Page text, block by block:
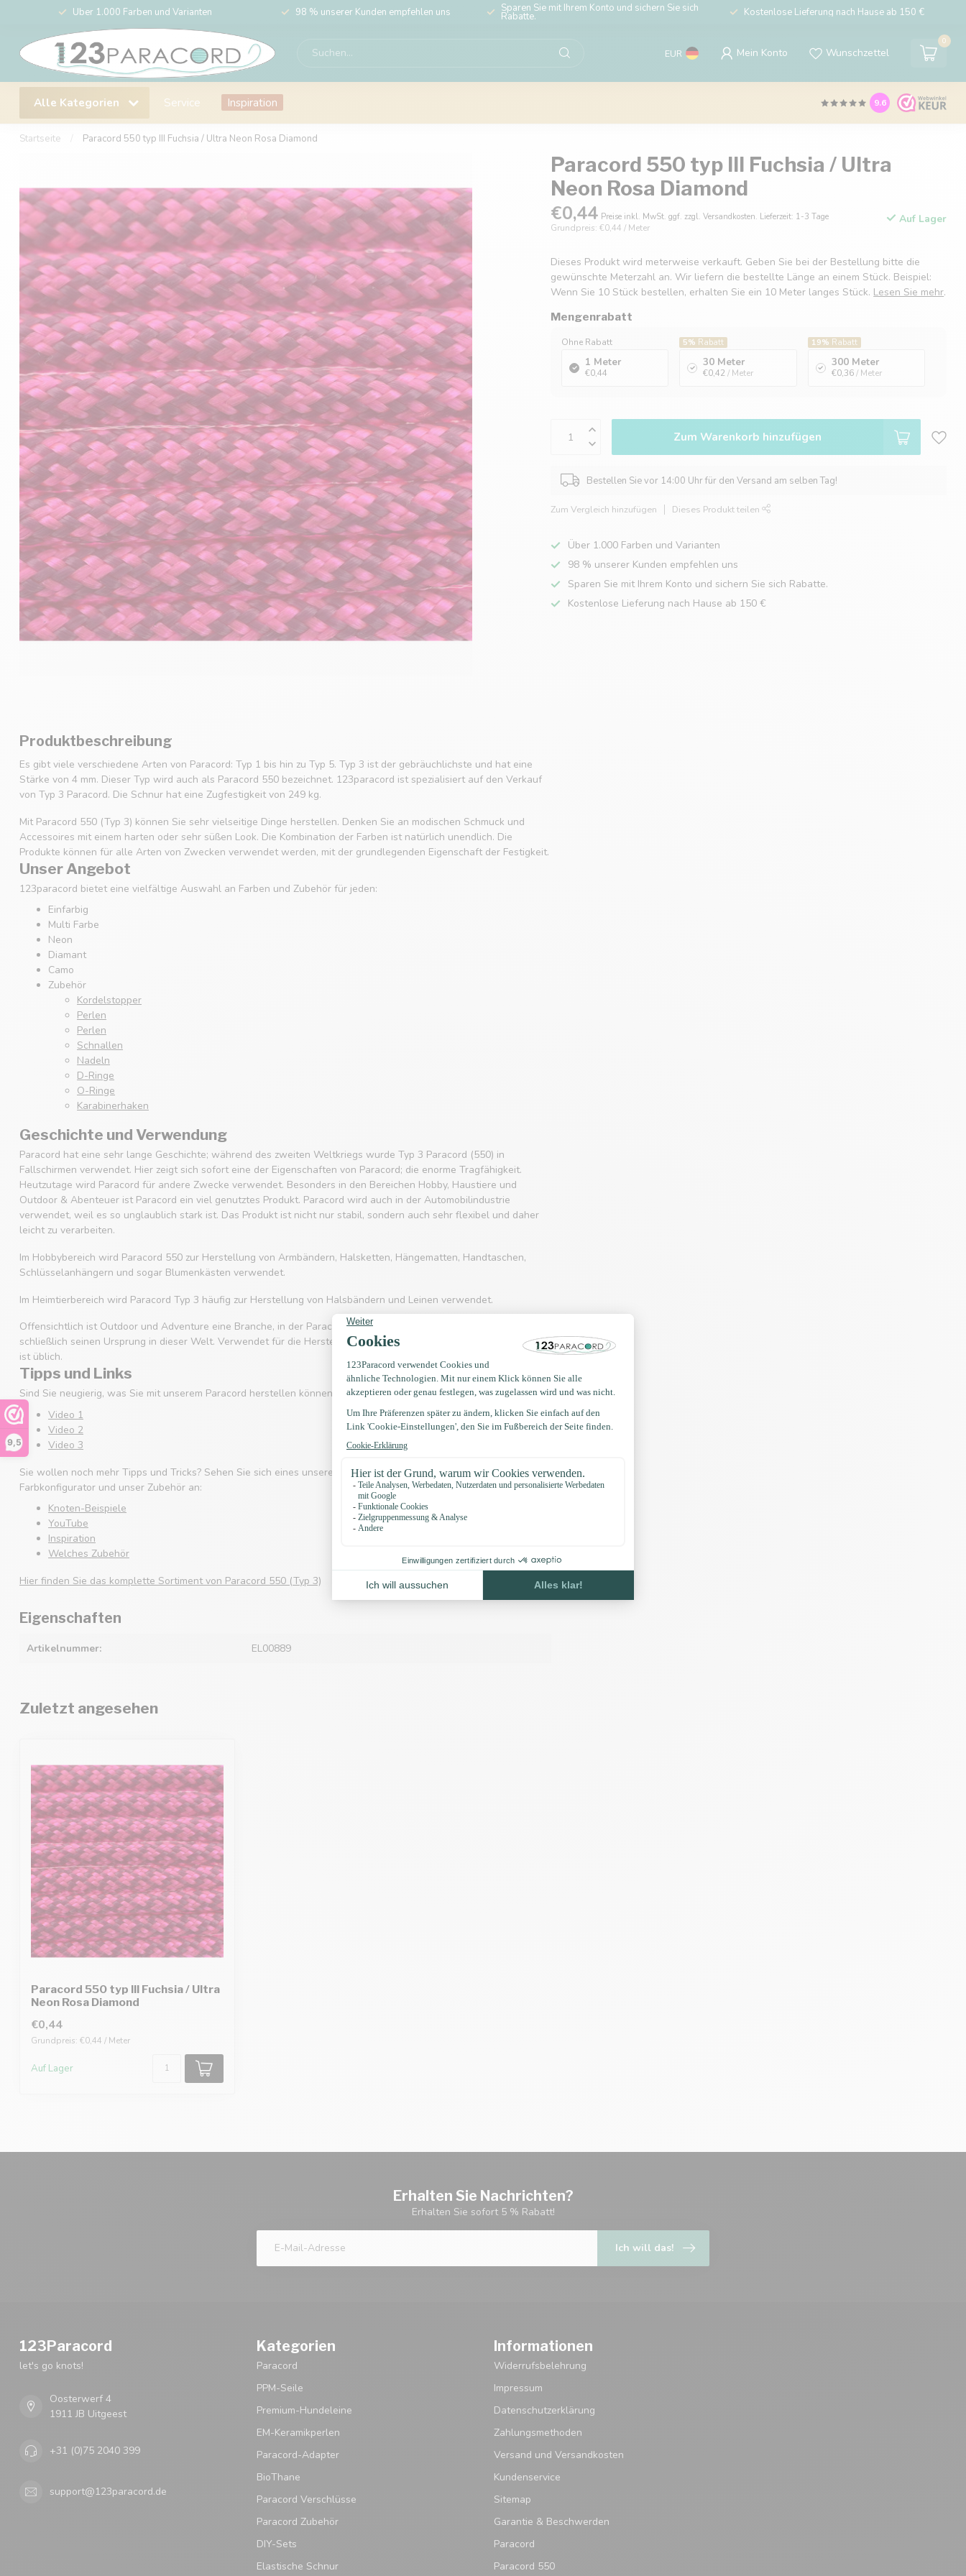
9,5
Über 1.000 Farben und Varianten 98 % unserer Kunden empfehlen uns Sparen Sie mit Ihrem Konto und sichern Sie sich
Rabatte. Kostenlose Lieferung nach Hause ab 150 €
EUR Mein Konto Wunschzettel
0
Alle Kategorien Service Inspiration 9.6
Startseite Paracord 550 typ III Fuchsia / Ultra Neon Rosa Diamond
Paracord 550 typ III Fuchsia / Ultra
Neon Rosa Diamond
€0,44 Preise inkl. MwSt. ggf. zzgl. Versandkosten. Lieferzeit: 1-3 Tage
Grundpreis: €0,44 / Meter
Auf Lager
Dieses Produkt wird meterweise verkauft. Geben Sie bei der Bestellung bitte die
gewünschte Meterzahl an. Wir liefern die bestellte Länge an einem Stück. Beispiel:
Wenn Sie 10 Stück bestellen, erhalten Sie ein 10 Meter langes Stück. Lesen Sie mehr.
Mengenrabatt
Ohne Rabatt
1 Meter
€0,44
5% Rabatt
30 Meter
€0,42 / Meter
19% Rabatt
300 Meter
€0,36 / Meter
Zum Warenkorb hinzufügen
Bestellen Sie vor 14:00 Uhr für den Versand am selben Tag!
Zum Vergleich hinzufügen Dieses Produkt teilen
Über 1.000 Farben und Varianten
98 % unserer Kunden empfehlen uns
Sparen Sie mit Ihrem Konto und sichern Sie sich Rabatte.
Kostenlose Lieferung nach Hause ab 150 €
Produktbeschreibung
Es gibt viele verschiedene Arten von Paracord: Typ 1 bis hin zu Typ 5. Typ 3 ist der gebräuchlichste und hat eine
Stärke von 4 mm. Dieser Typ wird auch als Paracord 550 bezeichnet. 123paracord ist spezialisiert auf den Verkauf
von Typ 3 Paracord. Die Schnur hat eine Zugfestigkeit von 249 kg.
Mit Paracord 550 (Typ 3) können Sie sehr vielseitige Dinge herstellen. Denken Sie an modischen Schmuck und
Accessoires mit einem harten oder sehr süßen Look. Die Kombination der Farben ist natürlich unendlich. Die
Produkte können für alle Arten von Zwecken verwendet werden, mit der grundlegenden Eigenschaft der Festigkeit.
Unser Angebot
123paracord bietet eine vielfältige Auswahl an Farben und Zubehör für jeden:
Einfarbig
Multi Farbe
Neon
Diamant
Camo
Zubehör
Kordelstopper
Perlen
Perlen
Schnallen
Nadeln
D-Ringe
O-Ringe
Karabinerhaken
Geschichte und Verwendung
Paracord hat eine sehr lange Geschichte; während des zweiten Weltkriegs wurde Typ 3 Paracord (550) in
Fallschirmen verwendet. Hier zeigt sich sofort eine der Eigenschaften von Paracord; die enorme Tragfähigkeit.
Heutzutage wird Paracord für andere Zwecke verwendet. Besonders in den Bereichen Hobby, Haustiere und
Outdoor & Abenteuer ist Paracord ein viel genutztes Produkt. Paracord wird auch in der Automobilindustrie
verwendet, weil es so unglaublich stark ist. Das Produkt ist nicht nur stabil, sondern auch sehr flexibel und daher
leicht zu verarbeiten.
Im Hobbybereich wird Paracord 550 zur Herstellung von Armbändern, Halsketten, Hängematten, Handtaschen,
Schlüsselanhängern und sogar Blumenkästen verwendet.
Im Heimtierbereich wird Paracord Typ 3 häufig zur Herstellung von Halsbändern und Leinen verwendet.
Offensichtlich ist Outdoor und Adventure eine Branche, in der Paracord 550 häufig eingesetzt wird. Es kennt
schließlich seinen Ursprung in dieser Welt. Verwendet für die Herstellung von Hängematten, Schnürsenkel, Gürtel
ist üblich.
Tipps und Links
Sind Sie neugierig, was Sie mit unserem Paracord herstellen können? Sehen Sie sich eines der Videos unten an:
Video 1
Video 2
Video 3
Sie wollen noch mehr Tipps und Tricks? Sehen Sie sich eines unserer eigenen Knotenbeispiele, YouTube Kanal,
Farbkonfigurator und unser Zubehör an:
Knoten-Beispiele
YouTube
Inspiration
Welches Zubehör
Hier finden Sie das komplette Sortiment von Paracord 550 (Typ 3)
Eigenschaften
Artikelnummer: EL00889
Zuletzt angesehen
Paracord 550 typ III Fuchsia / Ultra
Neon Rosa Diamond
€0,44
Grundpreis: €0,44 / Meter
Auf Lager
Erhalten Sie Nachrichten?
Erhalten Sie sofort 5 % Rabatt!
Ich will das!
123Paracord
let's go knots!
Oosterwerf 4
1911 JB Uitgeest
+31 (0)75 2040 399
support@123paracord.de
Kategorien
Paracord
PPM-Seile
Premium-Hundeleine
EM-Keramikperlen
Paracord-Adapter
BioThane
Paracord Verschlüsse
Paracord Zubehör
DIY-Sets
Elastische Schnur
Informationen
Widerrufsbelehrung
Impressum
Datenschutzerklärung
Zahlungsmethoden
Versand und Versandkosten
Kundenservice
Sitemap
Garantie & Beschwerden
Paracord
Paracord 550